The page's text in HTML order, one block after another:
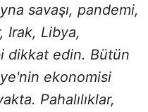
savaşı, pandemi,
Irak, Libya,
dikkat edin. Bütün
ekonomisi
Pahalılıklar,